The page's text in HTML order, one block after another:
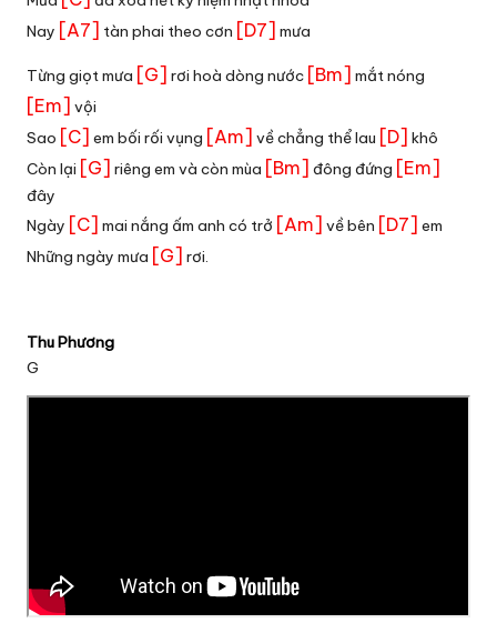
Nay [A7] tàn phai theo cơn [D7] mưa
Từng giọt mưa [G] rơi hoà dòng nước [Bm] mắt nóng
[Em] vội
Sao [C] em bối rối vụng [Am] về chẳng thể lau [D] khô
Còn lại [G] riêng em và còn mùa [Bm] đông đứng [Em]
đây
Ngày [C] mai nắng ấm anh có trở [Am] về bên [D7] em
Những ngày mưa [G] rơi.
Thu Phương
G